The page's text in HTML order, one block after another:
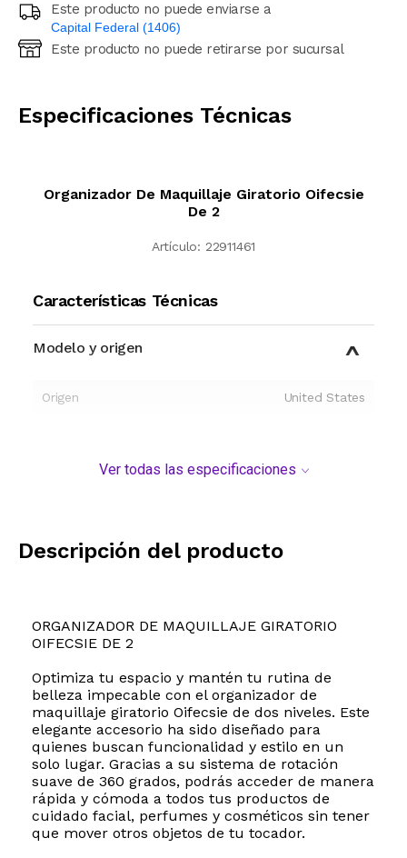
Este producto no puede enviarse a
Capital Federal (1406)
Ingresá código postal (sólo números)
Este producto no puede retirarse por sucursal
Especificaciones Técnicas
Organizador De Maquillaje Giratorio Oifecsie
De 2
Artículo: 22911461
Características Técnicas
Modelo y origen
Origen United States
Ver todas las especificaciones
Descripción del producto
ORGANIZADOR DE MAQUILLAJE GIRATORIO
OIFECSIE DE 2
Optimiza tu espacio y mantén tu rutina de
belleza impecable con el organizador de
maquillaje giratorio Oifecsie de dos niveles. Este
elegante accesorio ha sido diseñado para
quienes buscan funcionalidad y estilo en un
solo lugar. Gracias a su sistema de rotación
suave de 360 grados, podrás acceder de manera
rápida y cómoda a todos tus productos de
cuidado facial, perfumes y cosméticos sin tener
que mover otros objetos de tu tocador.